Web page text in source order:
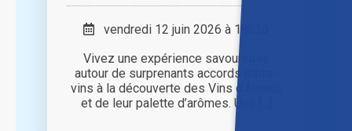
vendredi 12 juin 2026 à 18h30
Vivez une expérience savoureuse
autour de surprenants accords mets-
vins à la découverte des Vins d’Alsace
et de leur palette d’arômes. Une [...]